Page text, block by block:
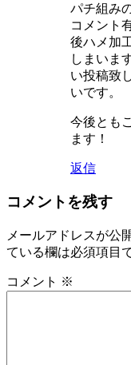
パチ組み
コメント
後ハメ加
しまいま
い投稿致
いです。
今後とも
ます！
返信
コメントを残す
メールアドレスが公
ている欄は必須項目
コメント ※